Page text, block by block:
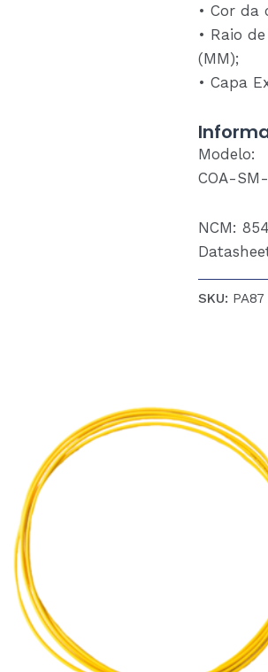
• Cor da
• Raio
(MM);
• Capa
Modelo:
COA-
NCM:
SKU: PA87